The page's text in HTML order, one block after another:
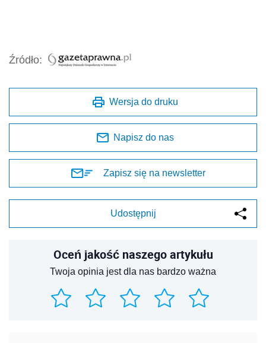
Źródło:
Wersja do druku
Napisz do nas
Zapisz się na newsletter
Udostępnij
Oceń jakość naszego artykułu
Twoja opinia jest dla nas bardzo ważna